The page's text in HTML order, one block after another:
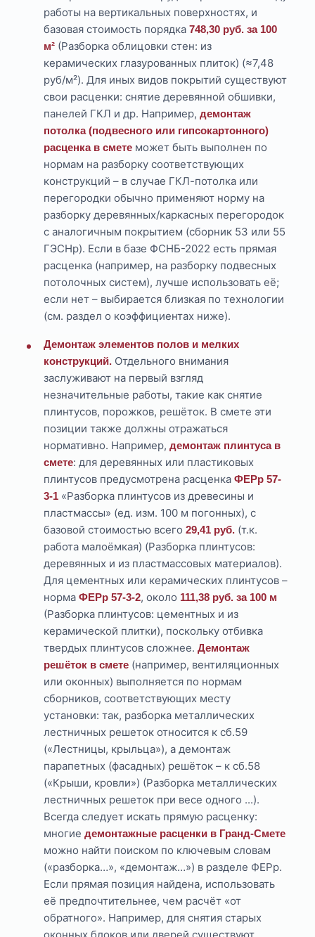
работы на вертикальных поверхностях, и
базовая стоимость порядка748,30 руб. за 100
м² (Разборка облицовки стен: из
керамических глазурованных плиток) (≈7,48
руб/м²). Для иных видов покрытий существуют
свои расценки: снятие деревянной обшивки,
панелей ГКЛ и др. Например,демонтаж
потолка (подвесного или гипсокартонного)
расценка в смете может быть выполнен по
нормам на разборку соответствующих
конструкций – в случае ГКЛ-потолка или
перегородки обычно применяют норму на
разборку деревянных/каркасных перегородок
с аналогичным покрытием (сборник 53 или 55
ГЭСНр). Если в базе ФСНБ-2022 есть прямая
расценка (например, на разборку подвесных
потолочных систем), лучше использовать её;
если нет – выбирается близкая по технологии
(см. раздел о коэффициентах ниже).
Демонтаж элементов полов и мелких
конструкций. Отдельного внимания
заслуживают на первый взгляд
незначительные работы, такие как снятие
плинтусов, порожков, решёток. В смете эти
позиции также должны отражаться
нормативно. Например,демонтаж плинтуса в
смете: для деревянных или пластиковых
плинтусов предусмотрена расценкаФЕРр 57-
3-1 «Разборка плинтусов из древесины и
пластмассы» (ед. изм. 100 м погонных), с
базовой стоимостью всего29,41 руб. (т.к.
работа малоёмкая) (Разборка плинтусов:
деревянных и из пластмассовых материалов).
Для цементных или керамических плинтусов –
нормаФЕРр 57-3-2, около 111,38 руб. за 100 м
(Разборка плинтусов: цементных и из
керамической плитки), поскольку отбивка
твердых плинтусов сложнее.Демонтаж
решёток в смете (например, вентиляционных
или оконных) выполняется по нормам
сборников, соответствующих месту
установки: так, разборка металлических
лестничных решеток относится к сб.59
(«Лестницы, крыльца»), а демонтаж
парапетных (фасадных) решёток – к сб.58
(«Крыши, кровли») (Разборка металлических
лестничных решеток при весе одного ...).
Всегда следует искать прямую расценку:
многиедемонтажные расценки в Гранд-Смете
можно найти поиском по ключевым словам
(«разборка…», «демонтаж…») в разделе ФЕРр.
Если прямая позиция найдена, использовать
её предпочтительнее, чем расчёт «от
обратного». Например, для снятия старых